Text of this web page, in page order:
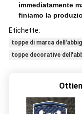
immediatamente
finiamo la
Etichette:
toppe di marca
toppe decorative